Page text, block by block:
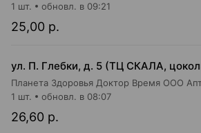
25,00 р.
1 шт. обновл. в 09:21
26,60 р.
1 шт. обновл. в 08:07